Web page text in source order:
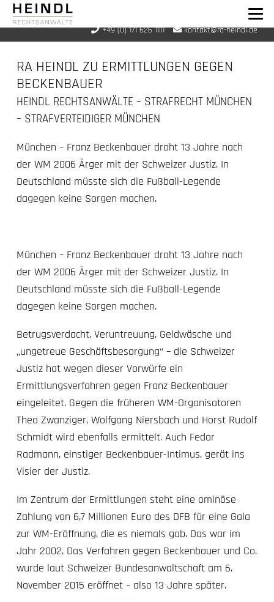
+49 (0) 171 626 1111 kontakt@ra-heindl.de
RA HEINDL ZU ERMITTLUNGEN GEGEN
BECKENBAUER
HEINDL RECHTSANWÄLTE – STRAFRECHT MÜNCHEN
– STRAFVERTEIDIGER MÜNCHEN
München – Franz Beckenbauer droht 13 Jahre nach
der WM 2006 Ärger mit der Schweizer Justiz. In
Deutschland müsste sich die Fußball-Legende
dagegen keine Sorgen machen.
München – Franz Beckenbauer droht 13 Jahre nach
der WM 2006 Ärger mit der Schweizer Justiz. In
Deutschland müsste sich die Fußball-Legende
dagegen keine Sorgen machen.
Betrugsverdacht, Veruntreuung, Geldwäsche und
„ungetreue Geschäftsbesorgung“ – die Schweizer
Justiz hat wegen dieser Vorwürfe ein
Ermittlungsverfahren gegen Franz Beckenbauer
eingeleitet. Gegen die früheren WM-Organisatoren
Theo Zwanziger, Wolfgang Niersbach und Horst Rudolf
Schmidt wird ebenfalls ermittelt. Auch Fedor
Radmann, einstiger Beckenbauer-Intimus, gerät ins
Visier der Justiz.
Im Zentrum der Ermittlungen steht eine ominöse
Zahlung von 6,7 Millionen Euro des DFB für eine Gala
zur WM-Eröffnung, die es niemals gab. Das war im
Jahr 2002. Das Verfahren gegen Beckenbauer und Co.
wurde laut Schweizer Bundesanwaltschaft am 6.
November 2015 eröffnet – also 13 Jahre später.